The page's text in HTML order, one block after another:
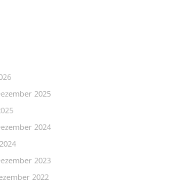
2025
2024
2023
2022